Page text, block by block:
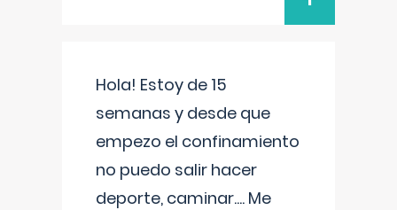
Hola! Estoy de 15
semanas y desde que
empezo el confinamiento
no puedo salir hacer
deporte, caminar.... Me